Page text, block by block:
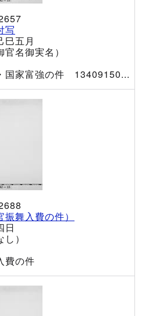
写
巳五月
官名御実名）
国家富強の件 13409150...
舞入費の件）
日
し）
費の件